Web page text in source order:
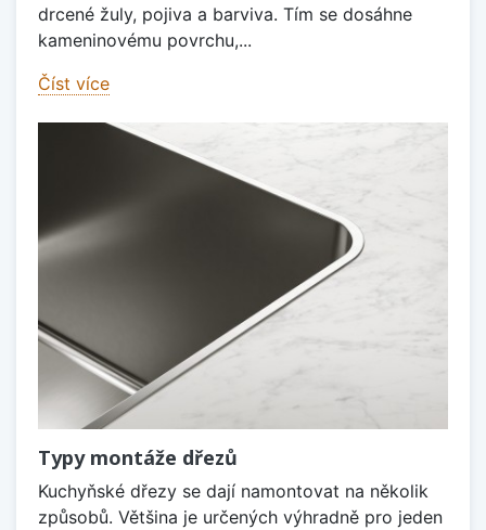
drcené žuly, pojiva a barviva. Tím se dosáhne
kameninovému povrchu,...
Číst více
Typy montáže dřezů
Kuchyňské dřezy se dají namontovat na několik
způsobů. Většina je určených výhradně pro jeden